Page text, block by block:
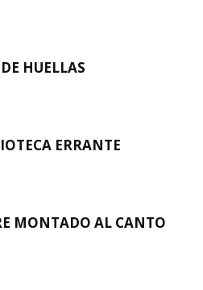
HUELLAS
ERRANTE
MONTADO AL CANTO